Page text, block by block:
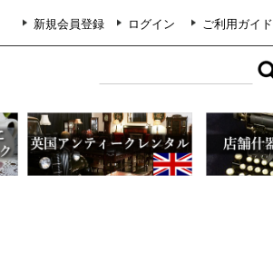
新規会員登録 ログイン ご利用ガイド